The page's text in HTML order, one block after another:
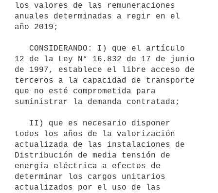
los valores de las remuneraciones
anuales determinadas a regir en el
año 2019;
12 de la Ley N° 16.832 de 17 de junio
de 1997, establece el libre acceso de
terceros a la capacidad de transporte
que no esté comprometida para
suministrar la demanda contratada;
todos los años de la valorización
actualizada de las instalaciones de
Distribución de media tensión de
energía eléctrica a efectos de
determinar los cargos unitarios
actualizados por el uso de las